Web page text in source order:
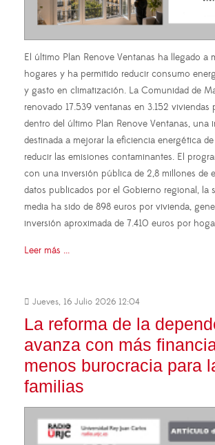
El último Plan Renove Ventanas ha llegado a
hogares y ha permitido reducir consumo
y gasto en climatización. La Comunidad de
renovado 17.539 ventanas en 3.152 viviendas
dentro del último Plan Renove Ventanas, una
destinada a mejorar la eficiencia energética
reducir las emisiones contaminantes. El
con una inversión pública de 2,8 millones de
datos publicados por el Gobierno regional, la
media ha sido de 898 euros por vivienda,
inversión aproximada de 7.410 euros por
Leer más ...
Jueves, 16 Julio 2026 12:04
La reforma de la
avanza con más
menos burocracia para
familias